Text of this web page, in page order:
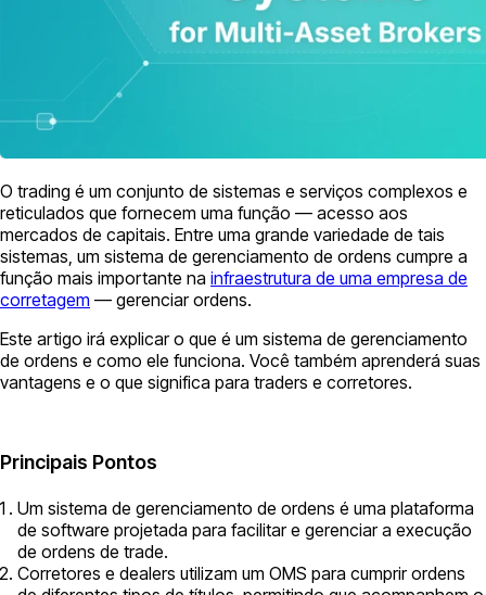
O trading é um conjunto de sistemas e serviços complexos e
reticulados que fornecem uma função — acesso aos
mercados de capitais. Entre uma grande variedade de tais
sistemas, um sistema de gerenciamento de ordens cumpre a
função mais importante na infraestrutura de uma empresa de
corretagem — gerenciar ordens.
Este artigo irá explicar o que é um sistema de gerenciamento
de ordens e como ele funciona. Você também aprenderá suas
vantagens e o que significa para traders e corretores.
Principais Pontos
Um sistema de gerenciamento de ordens é uma plataforma
de software projetada para facilitar e gerenciar a execução
de ordens de trade.
Corretores e dealers utilizam um OMS para cumprir ordens